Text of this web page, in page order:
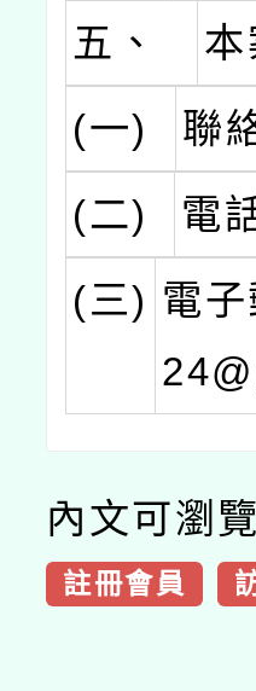
五、
(一)
聯
(二)
電
(三) 電
內文可瀏
註冊會員